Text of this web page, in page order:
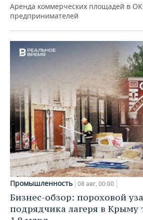
Аренда коммерческих площадей в
предпринимателей
Промышленность 08 авг, 00:00
Бизнес-обзор: пороховой
подрядчика лагеря в Крыму